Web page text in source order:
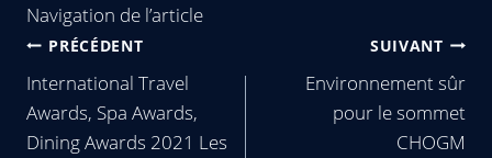
Navigation de l’article
PRÉCÉDENT
International Travel
Awards, Spa Awards,
Dining Awards 2021 Les
SUIVANT
Environnement sûr
pour le sommet
CHOGM